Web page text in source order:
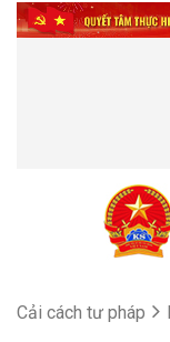
Cải cách tư pháp